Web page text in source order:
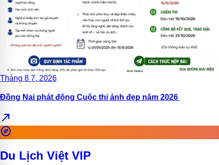
Tháng 8 7, 2026
Đồng Nai phát động Cuộc thi ảnh đẹp năm 2026
north_east
explore
Du Lịch Việt VIP